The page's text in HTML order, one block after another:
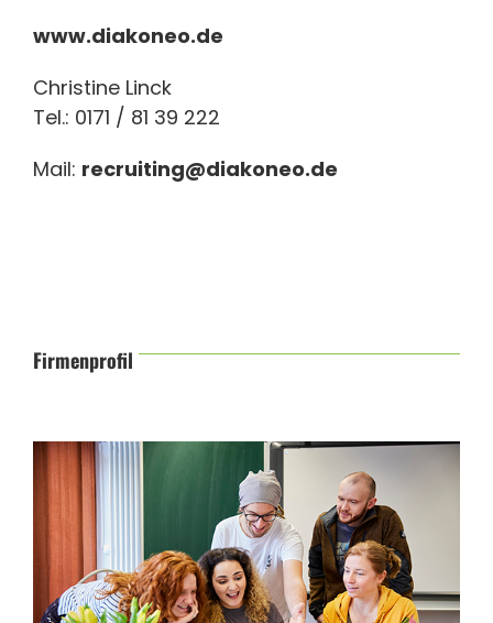
www.diakoneo.de
Christine Linck
Tel.: 0171 / 81 39 222
Mail: recruiting@diakoneo.de
Firmenprofil